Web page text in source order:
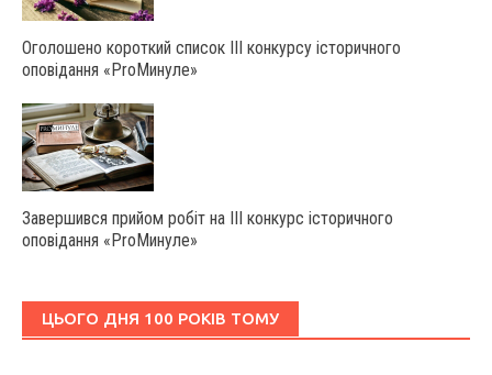
Оголошено короткий список ІІІ конкурсу історичного
оповідання «ProМинуле»
Завершився прийом робіт на ІІІ конкурс історичного
оповідання «ProМинуле»
ЦЬОГО ДНЯ 100 РОКІВ ТОМУ